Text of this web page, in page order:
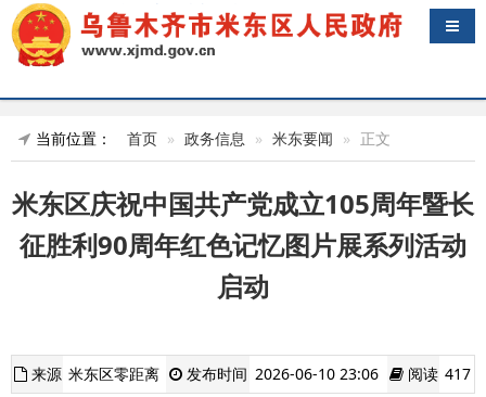
导航
当前位置： 首页 政务信息 米东要闻 正文
米东区庆祝中国共产党成立105周年暨长
征胜利90周年红色记忆图片展系列活动
启动
来源 米东区零距离 发布时间 2026-06-10 23:06 阅读 417